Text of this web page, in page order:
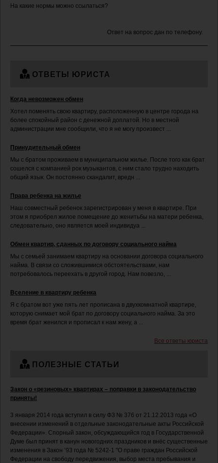
На какие нормы можно ссылаться?
Ответ на вопрос дан по телефону.
ОТВЕТЫ ЮРИСТА
Когда невозможен обмен
Хотел поменять свою квартиру, расположенную в центре города на
более спокойный район с денежной доплатой. Но в местной
администрации мне сообщили, что я не могу произвест ...
Принудительный обмен
Мы с братом проживаем в муниципальном жилье. После того как брат
сошелся с компанией рок музыкантов, с ним стало трудно находить
общий язык. Он постоянно скандалит, вредн ...
Права ребенка на жилье
Наш совместный ребенок зарегистрирован у меня в квартире. При
этом я приобрел жилое помещение до женитьбы на матери ребенка,
следовательно, оно является моей индивидуа ...
Обмен квартир, сданных по договору социального найма
Мы с семьей занимаем квартиру на основании договора социального
найма. В связи со сложившимися обстоятельствами, нам
потребовалось переехать в другой город. Нам повезло, ...
Вселение в квартиру ребенка
Я с братом вот уже пять лет прописана в двухкомнатной квартире,
которую снимает мой брат по договору социального найма. За это
время брат женился и прописал к нам жену, а ...
Все ответы юриста
ПОЛЕЗНЫЕ СТАТЬИ
Закон о «резиновых» квартирах – поправки в законодательство
приняты!
3 января 2014 года вступил в силу ФЗ № 376 от 21.12.2013 года «О
внесении изменений в отдельные законодательные акты Российской
Федерации». Спорный закон, обсуждающийся год в Государственной
Думе был принят в канун новогодних праздников и внёс существенные
изменения в Закон ’93 года № 5242-1 "О праве граждан Российской
Федерации на свободу передвижения, выбор места пребывания и